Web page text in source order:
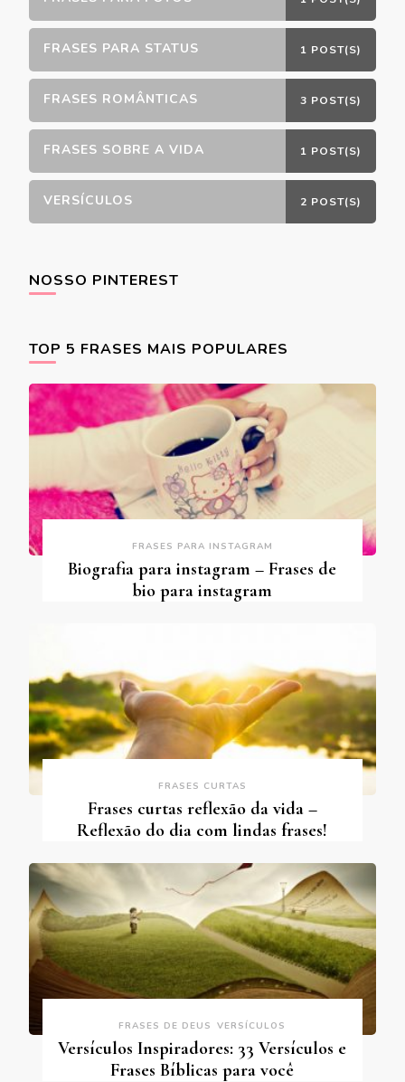
FRASES PARA STATUS 1 POST(S)
FRASES ROMÂNTICAS 3 POST(S)
FRASES SOBRE A VIDA 1 POST(S)
VERSÍCULOS 2 POST(S)
NOSSO PINTEREST
TOP 5 FRASES MAIS POPULARES
FRASES PARA INSTAGRAM
Biografia para instagram – Frases de
bio para instagram
FRASES CURTAS
Frases curtas reflexão da vida –
Reflexão do dia com lindas frases!
FRASES DE DEUS VERSÍCULOS
Versículos Inspiradores: 33 Versículos e
Frases Bíblicas para você